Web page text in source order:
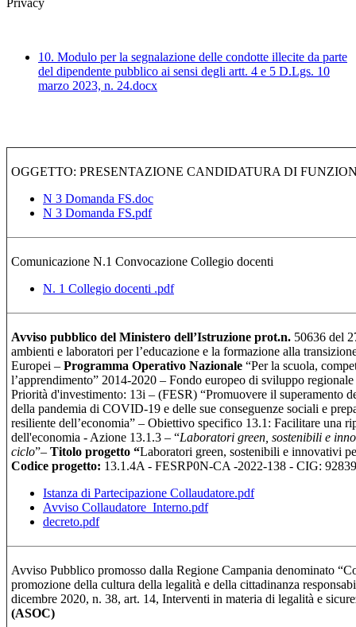
Privacy
10. Modulo per la segnalazione delle condotte illecite da parte
del dipendente pubblico ai sensi degli artt. 4 e 5 D.Lgs. 10
marzo 2023, n. 24.docx
OGGETTO: PRESENTAZIONE CANDIDATURA DI
N 3 Domanda FS.doc
N 3 Domanda FS.pdf
Comunicazione N.1 Convocazione Collegio docenti
N. 1 Collegio docenti .pdf
Avviso pubblico del Ministero dell’Istruzione prot.n. 50636 del
ambienti e laboratori per l’educazione e la formazione alla
Europei – Programma Operativo Nazionale “Per la scuola,
l’apprendimento” 2014-2020 – Fondo europeo di sviluppo
Priorità d'investimento: 13i – (FESR) “Promuovere il superamento
della pandemia di COVID-19 e delle sue conseguenze sociali e
resiliente dell’economia” – Obiettivo specifico 13.1: Facilitare una
dell'economia - Azione 13.1.3 – “Laboratori green, sostenibili e
ciclo”– Titolo progetto “Laboratori green, sostenibili e innovativi
Codice progetto: 13.1.4A - FESRP0N-CA -2022-138 - CIG:
Istanza di Partecipazione Collaudatore.pdf
Avviso Collaudatore_Interno.pdf
decreto.pdf
Avviso Pubblico promosso dalla Regione Campania denominato
promozione della cultura della legalità e della cittadinanza
dicembre 2020, n. 38, art. 14, Interventi in materia di legalità e
(ASOC)